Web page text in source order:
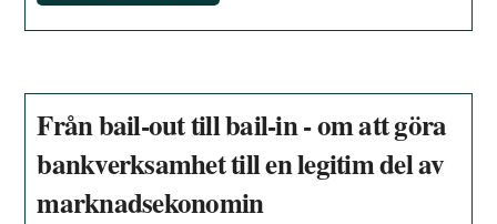
Från bail-out till bail-in - om att göra
bankverksamhet till en legitim del av
marknadsekonomin